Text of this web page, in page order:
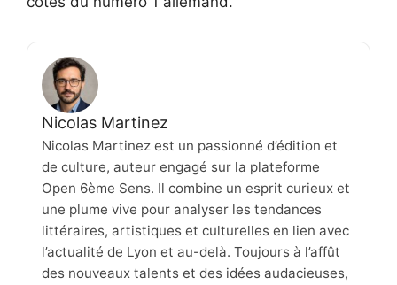
Nicolas Martinez
Nicolas Martinez est un passionné d’édition et
de culture, auteur engagé sur la plateforme
Open 6ème Sens. Il combine un esprit curieux et
une plume vive pour analyser les tendances
littéraires, artistiques et culturelles en lien avec
l’actualité de Lyon et au-delà. Toujours à l’affût
des nouveaux talents et des idées audacieuses,